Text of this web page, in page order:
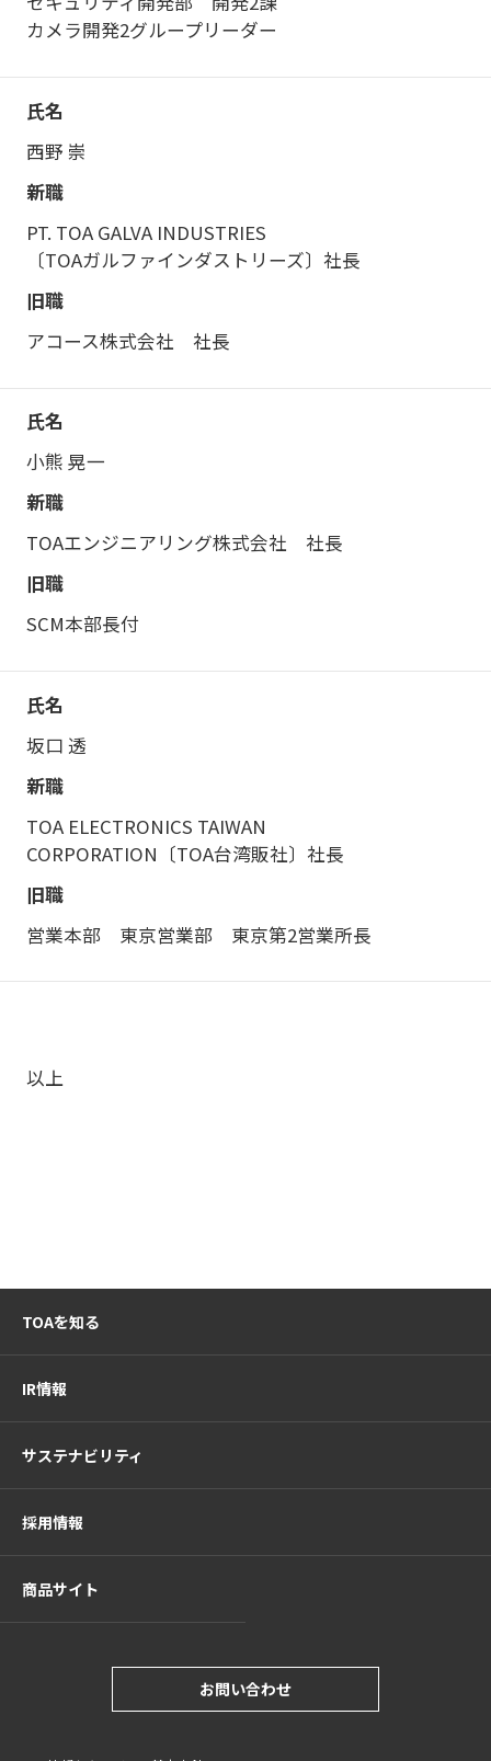
カメラ開発2グループリーダー
西野 崇
PT. TOA GALVA INDUSTRIES
〔TOAガルファインダストリーズ〕社長
アコース株式会社 社長
小熊 晃一
TOAエンジニアリング株式会社 社長
SCM本部長付
坂口 透
TOA ELECTRONICS TAIWAN
CORPORATION〔TOA台湾販社〕社長
営業本部 東京営業部 東京第2営業所長
以上
TOAを知る
IR情報
サステナビリティ
採用情報
商品サイト
お問い合わせ